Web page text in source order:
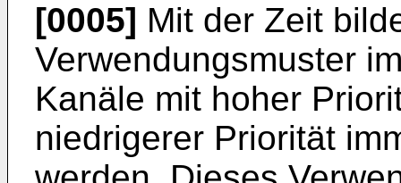
[0005] Mit der Zeit
Verwendungsmuster
Kanäle mit hoher
niedrigerer Priorität